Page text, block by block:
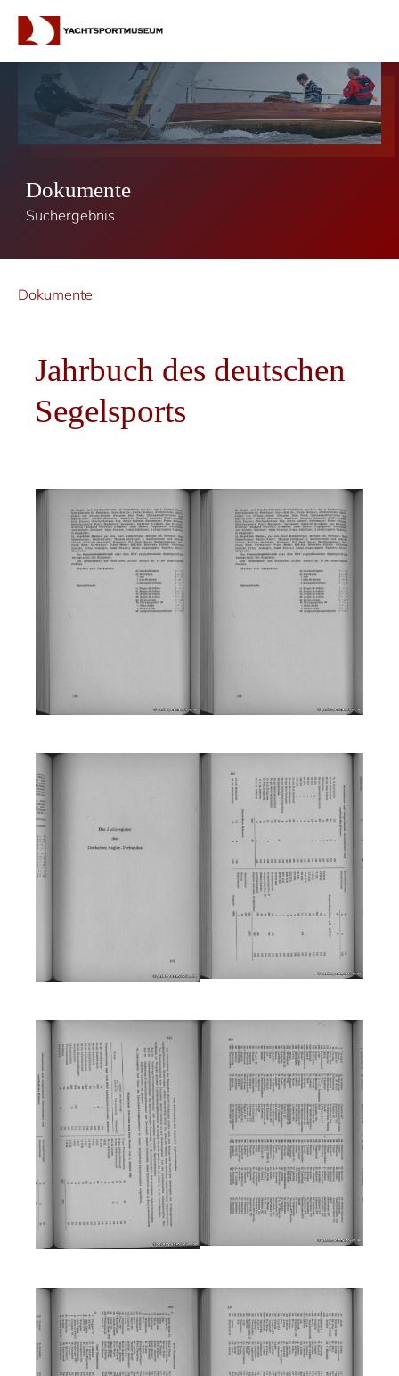
Dokumente
Suchergebnis
Dokumente
Jahrbuch des deutschen
Segelsports